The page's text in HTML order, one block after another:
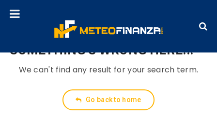
SOMETHING'S WRONG HERE...
We can't find any result for your search term.
Go back to home